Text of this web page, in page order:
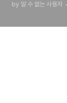
by 알 수 없는 사용자